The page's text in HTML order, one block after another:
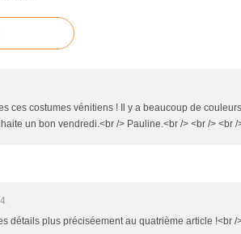
ces costumes vénitiens ! Il y a beaucoup de
un bon vendredi.<br /> Pauline.<br /> <br /> <br /
détails plus préciséement au quatrième article !<br